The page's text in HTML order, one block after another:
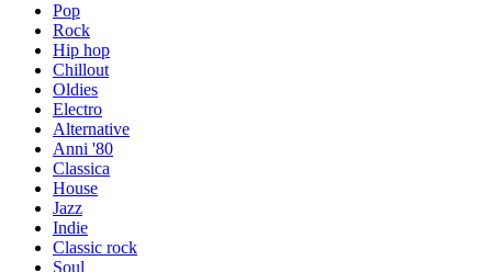
Pop
Rock
Hip hop
Chillout
Oldies
Electro
Alternative
Anni '80
Classica
House
Jazz
Indie
Classic rock
Soul